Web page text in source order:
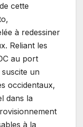
cette
à redessiner
Reliant les
au port
un
occidentaux,
dans la
à la